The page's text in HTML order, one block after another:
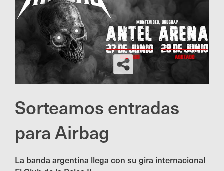
Sorteamos entradas
para Airbag
La banda argentina llega con su gira internacional